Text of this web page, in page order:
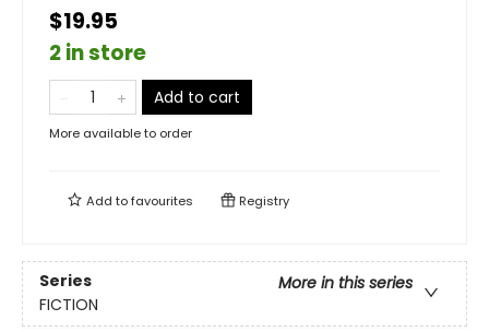
$19.95
2 in store
Add to cart
More available to order
Add tofavourites Registry
Series
More in this series
FICTION